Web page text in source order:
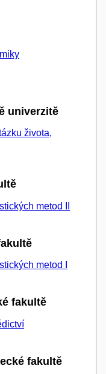
univerzitě
života,
metod II
metod I
fakultě
fakultě